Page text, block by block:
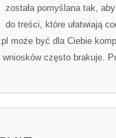
została pomyślana tak,
do treści, które ułatwiają
może być dla Ciebie
często brakuje.